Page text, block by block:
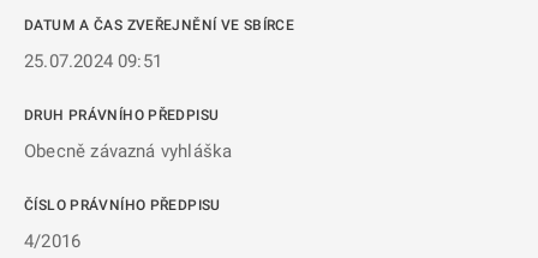
DATUM A ČAS ZVEŘEJNĚNÍ VE SBÍRCE
25.07.2024 09:51
DRUH PRÁVNÍHO PŘEDPISU
Obecně závazná vyhláška
ČÍSLO PRÁVNÍHO PŘEDPISU
4/2016